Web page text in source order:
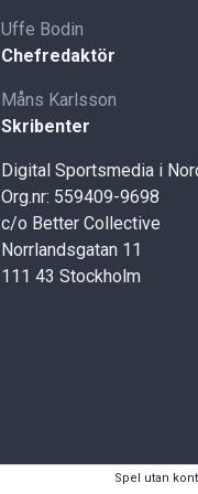
Uffe Bodin
Chefredaktör
Måns Karlsson
Skribenter
Digital Sportsmedia i
Org.nr: 559409-9698
c/o Better Collective
Norrlandsgatan 11
111 43 Stockholm
Spel utan